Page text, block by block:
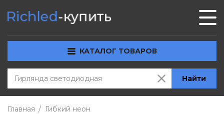
КАТАЛОГ ТОВАРОВ
Найти
Главная Гибкий неон